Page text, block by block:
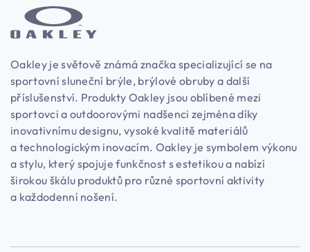
Oakley je světově známá značka specializující se na
sportovní sluneční brýle, brýlové obruby a další
příslušenství. Produkty Oakley jsou oblíbené mezi
sportovci a outdoorovými nadšenci zejména díky
inovativnímu designu, vysoké kvalitě materiálů
a technologickým inovacím. Oakley je symbolem výkonu
a stylu, který spojuje funkčnost s estetikou a nabízí
širokou škálu produktů pro různé sportovní aktivity
a každodenní nošení.